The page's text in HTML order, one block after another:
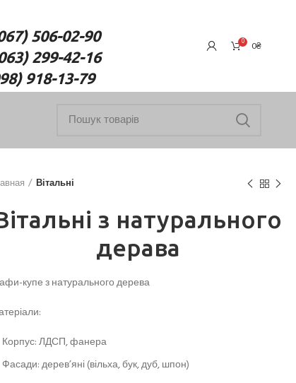
02-90
299-42-16
13-79
0 0₴
Вітальні
з натурального
дерава
купе з натурального дерева
Корпус: ЛДСП, фанера
Фасади: дерев’яні (вільха, бук, дуб, шпон)